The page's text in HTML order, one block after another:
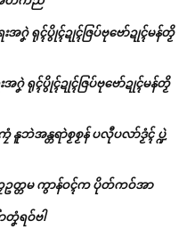
းၜးမန်
၀) ကိုဋ်ဂးတုဲ ဂကောံလ္ၚဵု ဒေံါ
ပရိုၚ်"
အဂၞဲ ရုၚ်ပွိုၚ်ဍုၚ်ဇြပ်ဗုဗော်ဍုၚ်မန်တၟိ
အဂၞဲ ရုၚ်ပွိုၚ်ဍုၚ်ဇြပ်ဗုဗော်ဍုၚ်မန်တၟိ
နူဘဲအန္တရာဲစၟစၟန် ပလီုပလာ်ဒၟံၚ် ပ္ဍဲ
တၠဥတ္တမ ကွာန်ဝၚ်က ပိုတ်ကဝ်အာ
ရဝ်ဗါ